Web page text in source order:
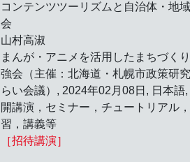
コンテンツツーリズムと自治体・地
会
山村高淑
まんが・アニメを活用したまちづく
強会（主催：北海道・札幌市政策研
らい会議）, 2024年02月08日 , 日本語,
開講演，セミナー，チュートリアル
習，講義等
［招待講演］